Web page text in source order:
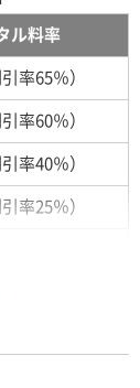
ル料率
率65％）
率60％）
率40％）
率25％）
引率 0％）